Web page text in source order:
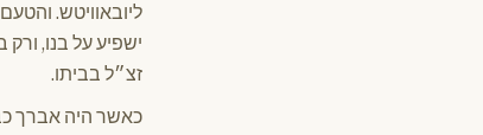
ליובאוויטש.
ישפיע על בנו,
זצ״ל בביתו.